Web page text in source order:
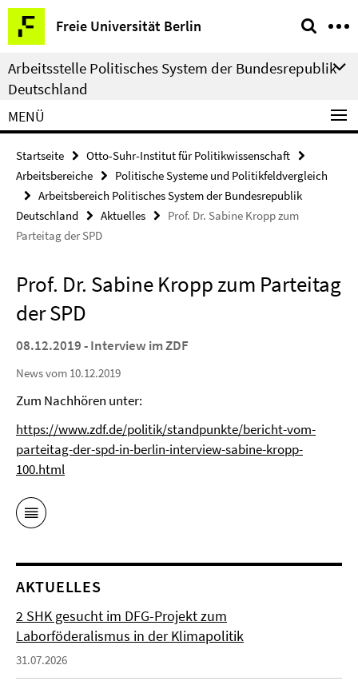
Springe
direkt
zu
Inhalt
Freie Universität Berlin
Service-
Navigation
Arbeitsstelle Politisches System der Bundesrepublik
Deutschland
MENÜ
Startseite
Otto-Suhr-Institut für Politikwissenschaft
Arbeitsbereiche
Politische Systeme und Politikfeldvergleich
Arbeitsbereich Politisches System der Bundesrepublik
Deutschland
Aktuelles
Prof. Dr. Sabine Kropp zum
Parteitag der SPD
Prof. Dr. Sabine Kropp zum Parteitag
der SPD
08.12.2019 - Interview im ZDF
News vom 10.12.2019
Zum Nachhören unter:
https://www.zdf.de/politik/standpunkte/bericht-vom-
parteitag-der-spd-in-berlin-interview-sabine-kropp-
100.html
AKTUELLES
2 SHK gesucht im DFG-Projekt zum
Laborföderalismus in der Klimapolitik
31.07.2026